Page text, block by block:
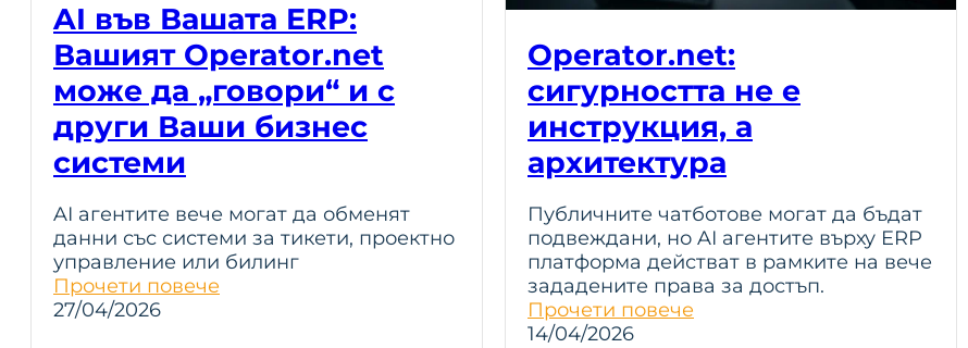
AI във Вашата ERP:
Вашият Operator.net
може да „говори“ и с
други Ваши бизнес
системи
AI агентите вече могат да обменят
данни със системи за тикети, проектно
управление или билинг
Прочети повече
27/04/2026
Operator.net:
сигурността не е
инструкция, а
архитектура
Публичните чатботове могат да бъдат
подвеждани, но AI агентите върху ERP
платформа действат в рамките на вече
зададените права за достъп.
Прочети повече
14/04/2026